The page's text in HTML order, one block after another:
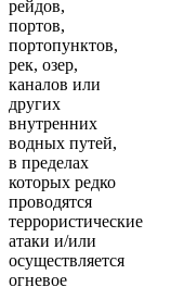
рейдов,
портов,
портопунктов,
рек, озер,
каналов или
других
внутренних
водных путей,
в пределах
которых редко
проводятся
террористические
атаки и/или
осуществляется
огневое